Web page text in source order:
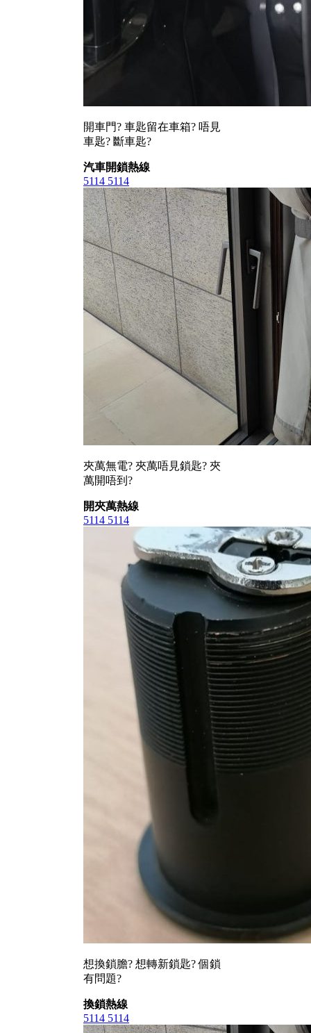
開車門? 車匙留在車箱? 唔見
車匙? 斷車匙?
汽車開鎖熱線
5114 5114
夾萬無電? 夾萬唔見鎖匙? 夾
萬開唔到?
開夾萬熱線
5114 5114
想換鎖膽? 想轉新鎖匙? 個鎖
有問題?
換鎖熱線
5114 5114